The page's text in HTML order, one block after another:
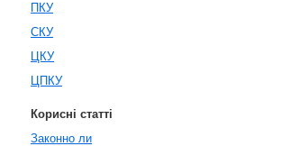
ПКУ
СКУ
ЦКУ
ЦПКУ
Корисні статті
Законно ли